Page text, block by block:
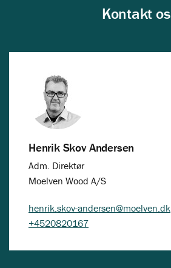
Kontakt os
Henrik Skov Andersen
Adm. Direktør
Moelven Wood A/S
henrik.skov-andersen@moelven.dk
+4520820167